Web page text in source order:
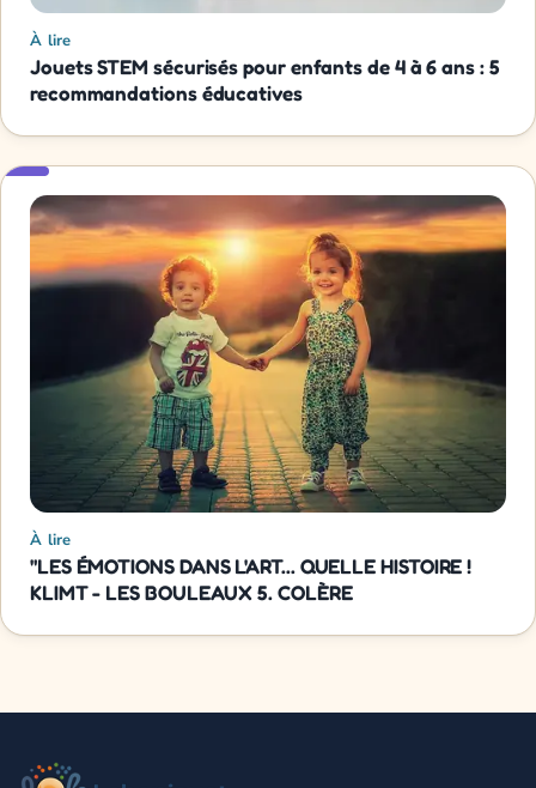
À lire
Jouets STEM sécurisés pour enfants de 4 à 6 ans : 5
recommandations éducatives
À lire
"LES ÉMOTIONS DANS L'ART... QUELLE HISTOIRE !
KLIMT - LES BOULEAUX 5. COLÈRE